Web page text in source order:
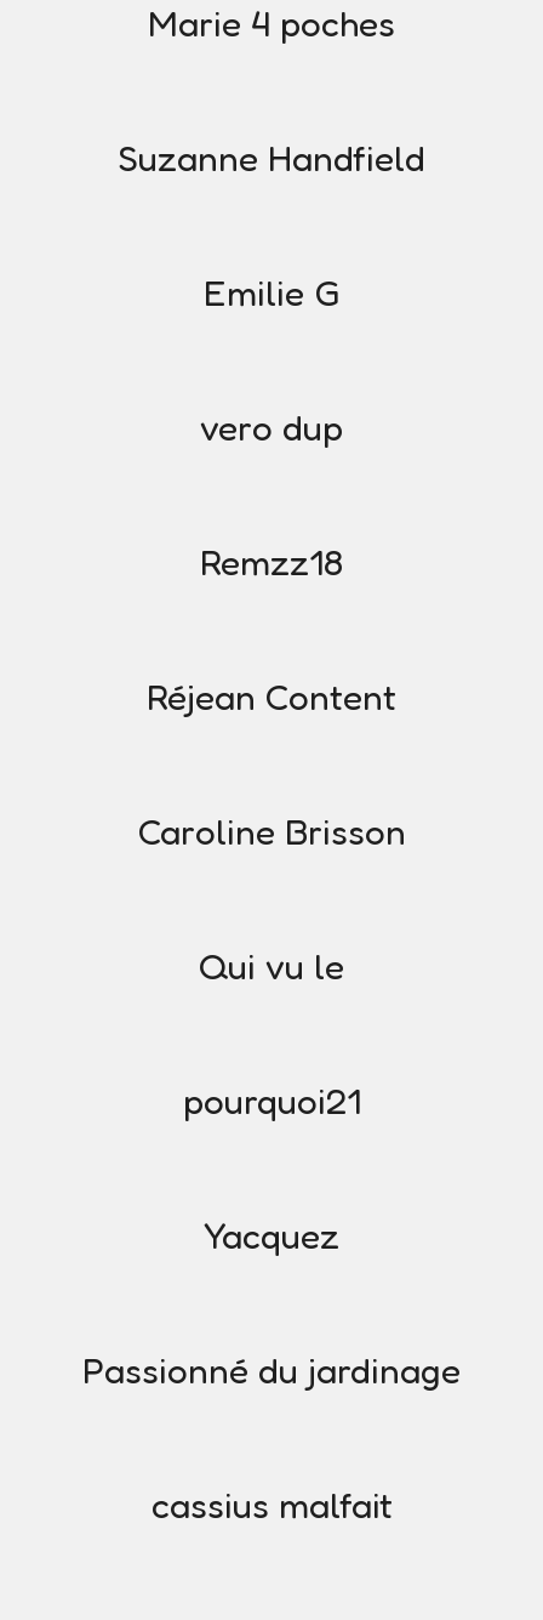
Marie 4 poches
Suzanne Handfield
Emilie G
vero dup
Remzz18
Réjean Content
Caroline Brisson
Qui vu le
pourquoi21
Yacquez
Passionné du jardinage
cassius malfait